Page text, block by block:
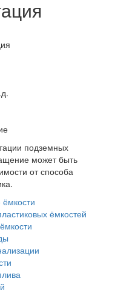
подземных
может быть
от способа
ёмкостей